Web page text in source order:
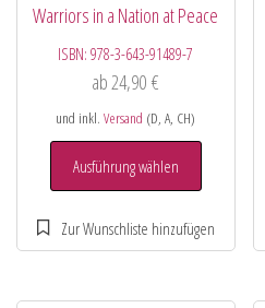
Warriors in a Nation at Peace
ISBN:978-3-643-91489-7
ab 24,90€
und inkl.Versand (D, A, CH)
Ausführung wählen